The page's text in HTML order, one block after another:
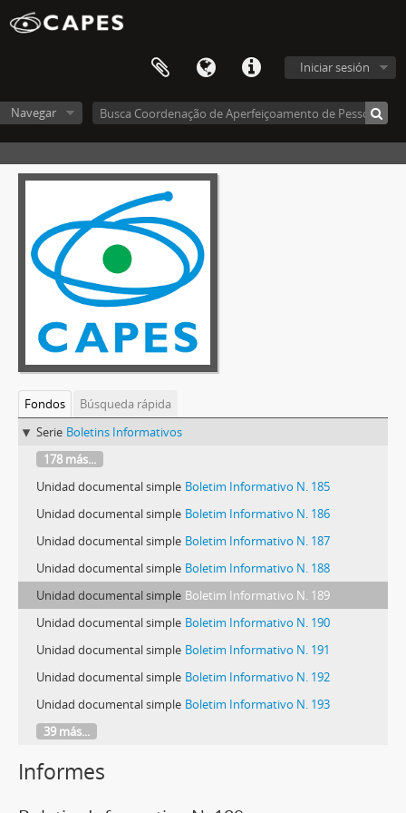
Iniciar sesión
Navegar
Fondos
Búsqueda rápida
Serie Boletins Informativos
178 más...
Unidad documental simple Boletim Informativo N. 185
Unidad documental simple Boletim Informativo N. 186
Unidad documental simple Boletim Informativo N. 187
Unidad documental simple Boletim Informativo N. 188
Unidad documental simple Boletim Informativo N. 189
Unidad documental simple Boletim Informativo N. 190
Unidad documental simple Boletim Informativo N. 191
Unidad documental simple Boletim Informativo N. 192
Unidad documental simple Boletim Informativo N. 193
39 más...
Informes